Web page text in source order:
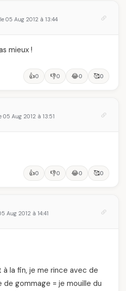
05 Aug 2012 à 13:44
mieux !
👍0 👎0 😂0 🥰0
05 Aug 2012 à 13:51
👍0 👎0 😂0 🥰0
Aug 2012 à 14:41
la fin, je me rince avec de
gommage = je mouille du